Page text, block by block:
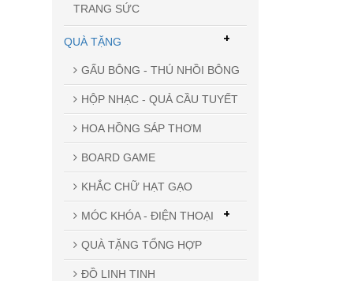
TRANG SỨC
QUÀ TẶNG
GẤU BÔNG - THÚ NHỒI BÔNG
HỘP NHẠC - QUẢ CẦU TUYẾT
HOA HỒNG SÁP THƠM
BOARD GAME
KHẮC CHỮ HẠT GẠO
MÓC KHÓA - ĐIỆN THOẠI +
QUÀ TẶNG TỔNG HỢP
ĐỒ LINH TINH
+